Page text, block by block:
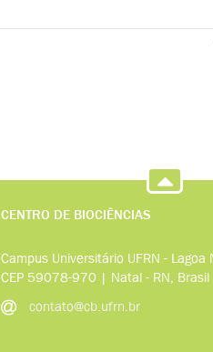
CENTRO DE BIOCIÊNCIAS
Campus Universitário UFRN - Lagoa
CEP 59078-970 | Natal - RN, Brasil
contato@cb.ufrn.br